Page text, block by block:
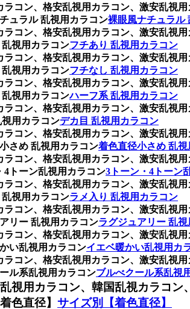
コン、格安乱視用カラコン、激安乱視
ュラル 乱視用カラコン裸眼風ナチュラル
コン、格安乱視用カラコン、激安乱視
視用カラコンフチあり 乱視用カラコン
コン、格安乱視用カラコン、激安乱視
視用カラコンフチなし 乱視用カラコン
コン、格安乱視用カラコン、激安乱視
視用カラコンハーフ系 乱視用カラコン
コン、格安乱視用カラコン、激安乱視
用カラコンデカ目 乱視用カラコン
コン、格安乱視用カラコン、激安乱視
さめ 乱視用カラコン着色直径小さめ 乱
コン、格安乱視用カラコン、激安乱視
4トーン乱視用カラコン3トーン・4トーン
コン、格安乱視用カラコン、激安乱視
視用カラコンラメ入り 乱視用カラコン
コン、格安乱視用カラコン、激安乱視
リー 乱視用カラコンラグジュアリー 乱
コン、格安乱視用カラコン、激安乱視
い乱視用カラコンイエベ暖かい乱視用カ
コン、格安乱視用カラコン、激安乱視
ル系乱視用カラコンブルべクール系乱視
視用カラコン、韓国乱視カラコ
色直径】 サイズ別【着色直径】